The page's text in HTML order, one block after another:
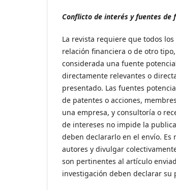
Conflicto de interés y fuentes de
La revista requiere que todos
relación financiera o de otro
considerada una fuente
directamente relevantes o
presentado. Las fuentes
de patentes o acciones,
una empresa, y consultoría o
de intereses no impide la
deben declararlo en el envío.
autores y divulgar
son pertinentes al artículo
investigación deben declarar su